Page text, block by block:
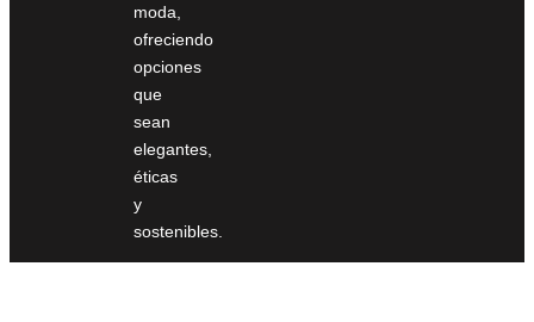
moda,
ofreciendo
opciones
que
sean
elegantes,
éticas
y
sostenibles.